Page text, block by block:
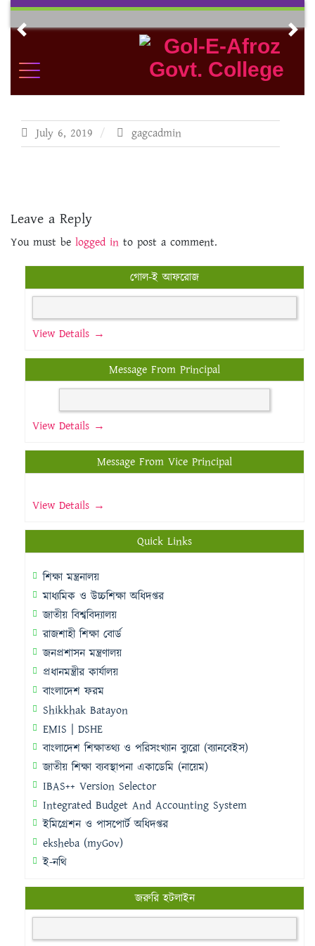
Skip
contentPrevious
July 6, 2019 gagcadmin
Leave a Reply
You must be logged in to post a comment.
গোল-ই আফরোজ
View Details →
Message From Principal
View Details →
Message From Vice Principal
View Details →
Quick Links
শিক্ষা মন্ত্রনালয়
মাধ্যমিক ও উচ্চশিক্ষা অধিদপ্তর
জাতীয় বিশ্ববিদ্যালয়
রাজশাহী শিক্ষা বোর্ড
জনপ্রশাসন মন্ত্রণালয়
প্রধানমন্ত্রীর কার্যালয়
বাংলাদেশ ফরম
Shikkhak Batayon
EMIS | DSHE
বাংলাদেশ শিক্ষাতথ্য ও পরিসংখ্যান ব্যুরো (ব্যানবেইস)
জাতীয় শিক্ষা ব্যবস্থাপনা একাডেমি (নায়েম)
IBAS++ Version Selector
Integrated Budget And Accounting System
ইমিগ্রেশন ও পাসপোর্ট অধিদপ্তর
eksheba (myGov)
ই-নথি
জরুরি হটলাইন